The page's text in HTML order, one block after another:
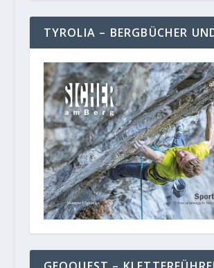
TYROLIA – BERGBÜCHER